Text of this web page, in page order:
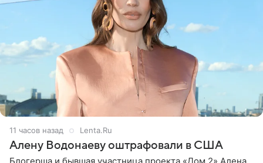
11 часов назад Lenta.Ru
Алену Водонаеву оштрафовали в США